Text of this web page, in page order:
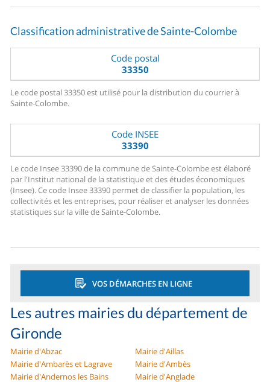
Classification administrative de Sainte-Colombe
Code postal
33350
Le code postal 33350 est utilisé pour la distribution du courrier à
Sainte-Colombe.
Code INSEE
33390
Le code Insee 33390 de la commune de Sainte-Colombe est élaboré
par l'Institut national de la statistique et des études économiques
(Insee). Ce code Insee 33390 permet de classifier la population, les
collectivités et les entreprises, pour réaliser et analyser les données
statistiques sur la ville de Sainte-Colombe.
VOS DÉMARCHES EN LIGNE
Les autres mairies du département de
Gironde
Mairie d'Abzac
Mairie d'Aillas
Mairie d'Ambarès et Lagrave
Mairie d'Ambès
Mairie d'Andernos les Bains
Mairie d'Anglade